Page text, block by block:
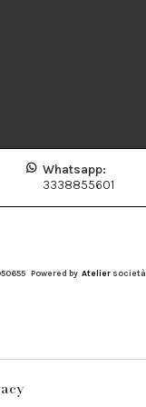
Whatsapp:
3338855601
Powered by Atelier società